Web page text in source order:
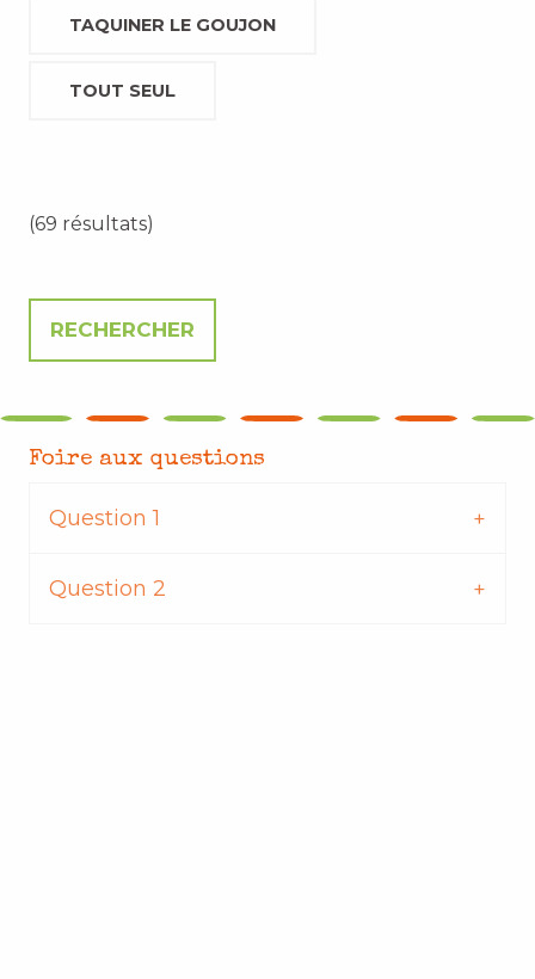
TAQUINER LE GOUJON
TOUT SEUL
(69 résultats)
Foire aux questions
Question 1
Question 2